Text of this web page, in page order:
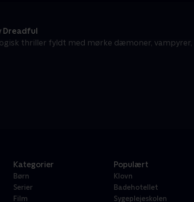
Dreadful
thriller fyldt med mørke dæmoner,
Kategorier
Børn
Serier
Film
Populært
Klovn
Badehotellet
Sygeplejeskolen